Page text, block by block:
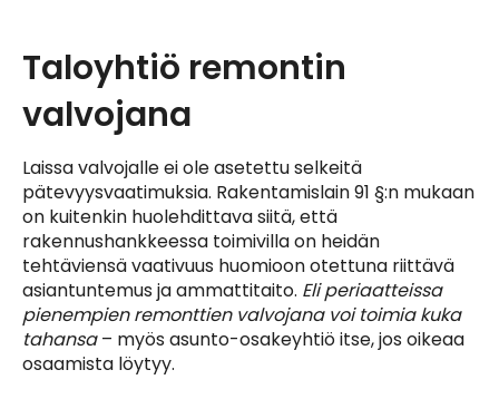
Taloyhtiö remontin
valvojana
Laissa valvojalle ei ole asetettu selkeitä
pätevyysvaatimuksia. Rakentamislain 91 §:n mukaan
on kuitenkin huolehdittava siitä, että
rakennushankkeessa toimivilla on heidän
tehtäviensä vaativuus huomioon otettuna riittävä
asiantuntemus ja ammattitaito. Eli periaatteissa
pienempien remonttien valvojana voi toimia kuka
tahansa– myös asunto-osakeyhtiö itse, jos oikeaa
osaamista löytyy.